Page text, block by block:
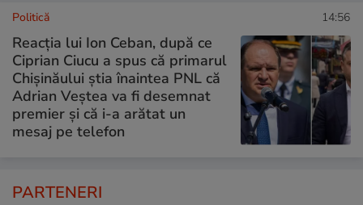
Politică 14:56
Reacția lui Ion Ceban, după ce
Ciprian Ciucu a spus că primarul
Chișinăului știa înaintea PNL că
Adrian Veștea va fi desemnat
premier și că i-a arătat un
mesaj pe telefon
PARTENERI